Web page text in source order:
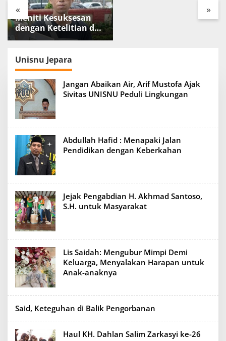
« »
Meniti Kesuksesan
dengan Ketelitian dan
Kerja Keras
Unisnu Jepara
Jangan Abaikan Air, Arif Mustofa Ajak
Sivitas UNISNU Peduli Lingkungan
Abdullah Hafid : Menapaki Jalan
Pendidikan dengan Keberkahan
Jejak Pengabdian H. Akhmad Santoso,
S.H. untuk Masyarakat
Lis Saidah: Mengubur Mimpi Demi
Keluarga, Menyalakan Harapan untuk
Anak-anaknya
Said, Keteguhan di Balik Pengorbanan
Haul KH. Dahlan Salim Zarkasyi ke-26